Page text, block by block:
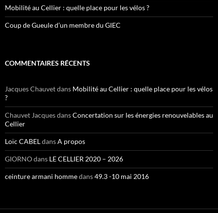
Mobilité au Cellier : quelle place pour les vélos ?
Coup de Gueule d’un membre du GIEC
COMMENTAIRES RÉCENTS
Jacques Chauvetdans Mobilité au Cellier : quelle place pour les vélos
?
Chauvet JacquesdansConcertation sur les énergies renouvelables au
Cellier
Loïc CABELdansA propos
GIORNOdans LE CELLIER 2020 – 2026
ceinture armani hommedans49.3 -10 mai 2016